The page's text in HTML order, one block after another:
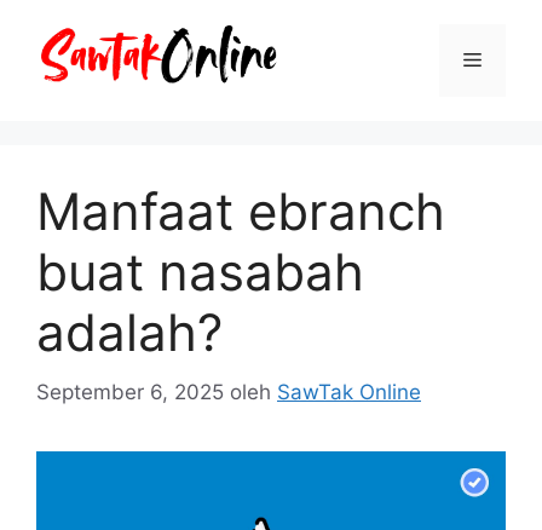
Menu
Manfaat ebranch
buat nasabah
adalah?
September 6, 2025 oleh SawTak Online